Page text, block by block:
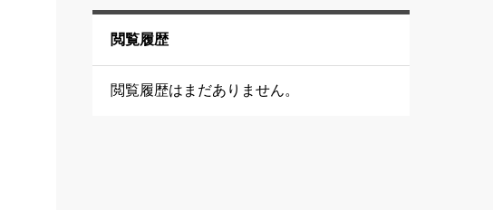
神奈川県
伊勢原市
閲覧履歴
閲覧履歴はまだありません。